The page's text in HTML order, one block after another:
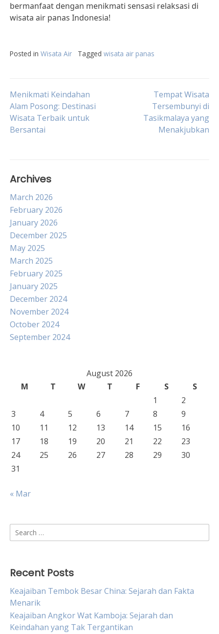
bermanfaat dengan menikmati sensasi relaksasi di
wisata air panas Indonesia!
Posted in Wisata Air Tagged wisata air panas
Post
navigation
Menikmati Keindahan
Alam Posong: Destinasi
Wisata Terbaik untuk
Bersantai
Tempat Wisata
Tersembunyi di
Tasikmalaya yang
Menakjubkan
Archives
March 2026
February 2026
January 2026
December 2025
May 2025
March 2025
February 2025
January 2025
December 2024
November 2024
October 2024
September 2024
August 2026
M
T W T F S
S
1
2
3
4 5 6 7 8
9
10
11 12 13 14 15
16
17
18 19 20 21 22
23
24
25 26 27 28 29
30
31
« Mar
Search
for:
Recent Posts
Keajaiban Tembok Besar China: Sejarah dan Fakta
Menarik
Keajaiban Angkor Wat Kamboja: Sejarah dan
Keindahan yang Tak Tergantikan